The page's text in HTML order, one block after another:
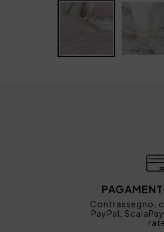
Contrassegno,
PayPal,